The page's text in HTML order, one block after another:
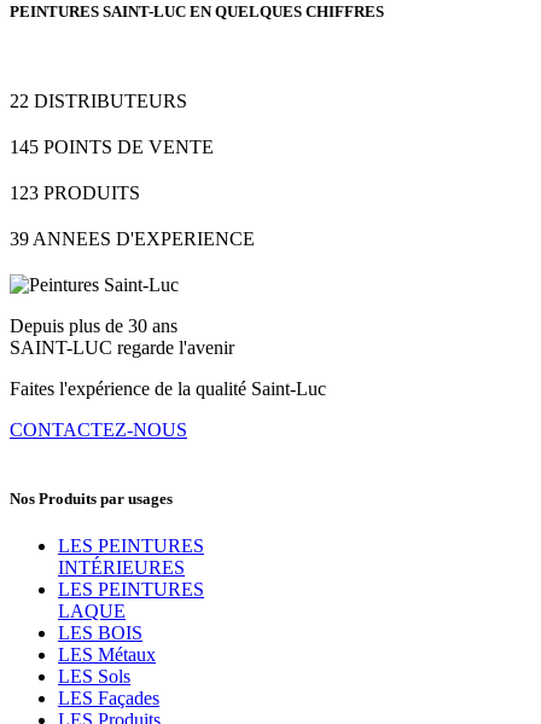
PEINTURES SAINT-LUC EN QUELQUES CHIFFRES
22 DISTRIBUTEURS
145 POINTS DE VENTE
123 PRODUITS
39 ANNEES D'EXPERIENCE
Depuis plus de 30 ans
SAINT-LUC regarde l'avenir
Faites l'expérience de la qualité Saint-Luc
CONTACTEZ-NOUS
Nos Produits par usages
LES PEINTURES
INTÉRIEURES
LES PEINTURES
LAQUE
LES BOIS
LES Métaux
LES Sols
LES Façades